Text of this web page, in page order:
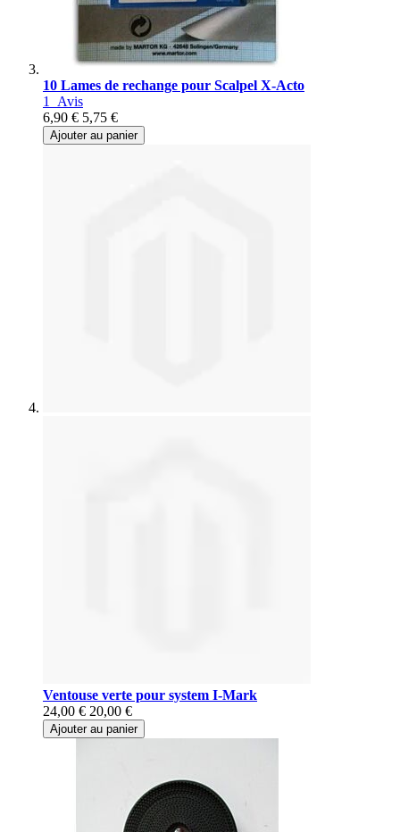
10 Lames de rechange pour Scalpel X-Acto
1 Avis
6,90 € 5,75 €
Ajouter au panier
Ventouse verte pour system I-Mark
24,00 € 20,00 €
Ajouter au panier